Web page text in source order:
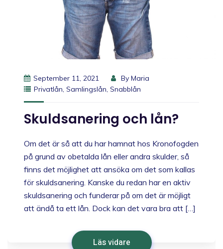
September 11, 2021 By Maria
Privatlån, Samlingslån, Snabblån
Skuldsanering och lån?
Om det är så att du har hamnat hos Kronofogden
på grund av obetalda lån eller andra skulder, så
finns det möjlighet att ansöka om det som kallas
för skuldsanering. Kanske du redan har en aktiv
skuldsanering och funderar på om det är möjligt
att ändå ta ett lån. Dock kan det vara bra att […]
Läs vidare